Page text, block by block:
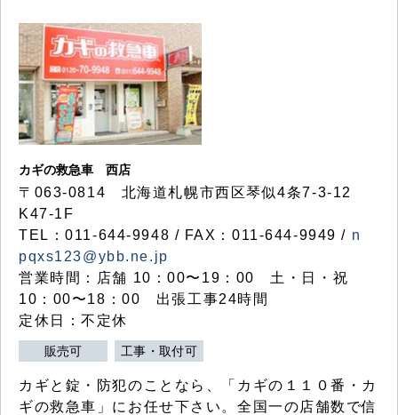
カギの救急車 西店
〒063-0814 北海道札幌市西区琴似4条7-3-12
K47-1F
TEL：011-644-9948 / FAX：011-644-9949 / n
pqxs123@ybb.ne.jp
営業時間：店舗 10：00〜19：00 土・日・祝
10：00〜18：00 出張工事24時間
定休日：不定休
販売可 工事・取付可
カギと錠・防犯のことなら、「カギの１１０番・カ
ギの救急車」にお任せ下さい。全国一の店舗数で信